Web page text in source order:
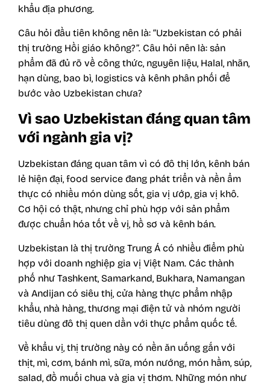
khẩu địa phương.
Câu hỏi đầu tiên không nên là: “Uzbekistan có phải
thị trường Hồi giáo không?”. Câu hỏi nên là: sản
phẩm đã đủ rõ về công thức, nguyên liệu, Halal, nhãn,
hạn dùng, bao bì, logistics và kênh phân phối để
bước vào Uzbekistan chưa?
Vì sao Uzbekistan đáng quan tâm
với ngành gia vị?
Uzbekistan đáng quan tâm vì có đô thị lớn, kênh bán
lẻ hiện đại, food service đang phát triển và nền ẩm
thực có nhiều món dùng sốt, gia vị ướp, gia vị khô.
Cơ hội có thật, nhưng chỉ phù hợp với sản phẩm
được chuẩn hóa tốt về vị, hồ sơ và kênh bán.
Uzbekistan là thị trường Trung Á có nhiều điểm phù
hợp với doanh nghiệp gia vị Việt Nam. Các thành
phố như Tashkent, Samarkand, Bukhara, Namangan
và Andijan có siêu thị, cửa hàng thực phẩm nhập
khẩu, nhà hàng, thương mại điện tử và nhóm người
tiêu dùng đô thị quen dần với thực phẩm quốc tế.
Về khẩu vị, thị trường này có nền ăn uống gắn với
thịt, mì, cơm, bánh mì, sữa, món nướng, món hầm, súp,
salad, đồ muối chua và gia vị thơm. Những món như